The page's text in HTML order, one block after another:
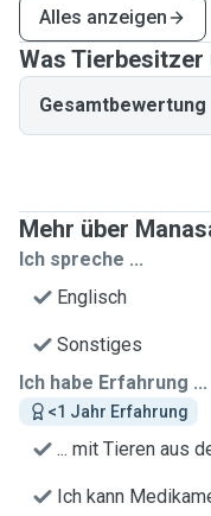
Alles anzeigen
Was Tierbesitzer
Gesamtbewertung
Mehr über
Ich spreche ...
Englisch
Sonstiges
Ich habe Erfahrung ...
<1 Jahr Erfahrung
... mit Tieren aus
Ich kann